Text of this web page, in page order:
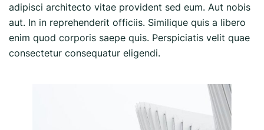
adipisci architecto vitae provident sed eum. Aut nobis
aut. In in reprehenderit officiis. Similique quis a libero
enim quod corporis saepe quis. Perspiciatis velit quae
consectetur consequatur eligendi.